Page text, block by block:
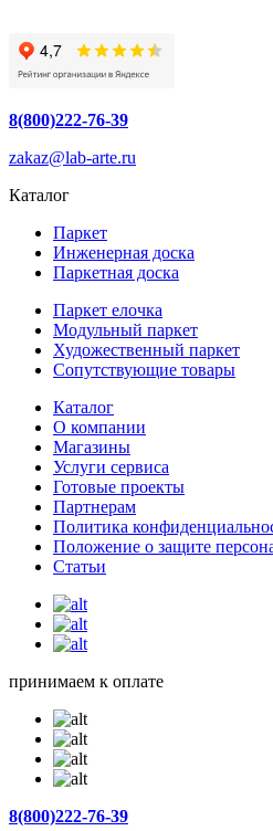
8(800)222-76-39
zakaz@lab-arte.ru
Каталог
Паркет
Инженерная доска
Паркетная доска
Паркет елочка
Модульный паркет
Художественный паркет
Сопутствующие товары
Каталог
О компании
Магазины
Услуги сервиса
Готовые проекты
Партнерам
Политика
Положение о защите
Статьи
принимаем к оплате
8(800)222-76-39